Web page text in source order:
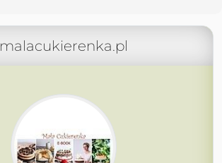
malacukierenka.pl